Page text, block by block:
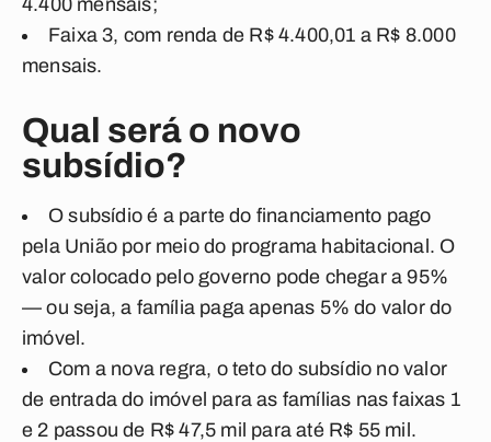
4.400 mensais;
Faixa 3, com renda de R$ 4.400,01 a R$ 8.000
mensais.
Qual será o novo
subsídio?
O subsídio é a parte do financiamento pago
pela União por meio do programa habitacional. O
valor colocado pelo governo pode chegar a 95%
— ou seja, a família paga apenas 5% do valor do
imóvel.
Com a nova regra, o teto do subsídio no valor
de entrada do imóvel para as famílias nas faixas 1
e 2 passou de R$ 47,5 mil para até R$ 55 mil.